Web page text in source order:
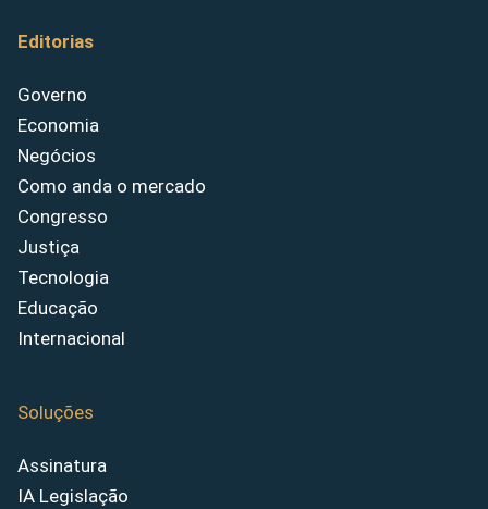
Editorias
Governo
Economia
Negócios
Como anda o mercado
Congresso
Justiça
Tecnologia
Educação
Internacional
Soluções
Assinatura
IA Legislação